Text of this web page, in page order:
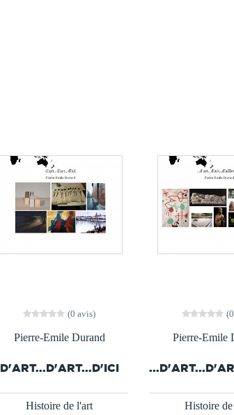
(0 avis)
Pierre-Emile Durand
D'ART...D'ART...D'ICI
Histoire de l'art
Pierre-Emile
Histoire